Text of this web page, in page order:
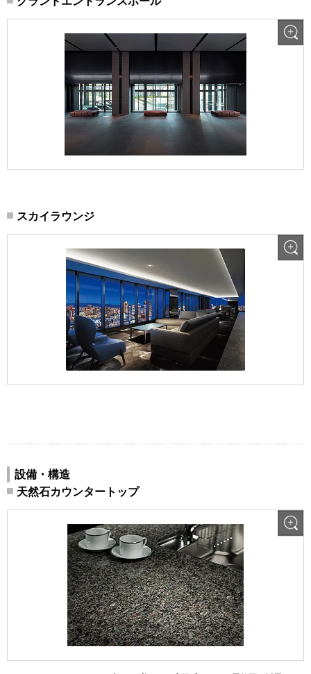
スカイラウンジ
設備・構造
天然石カウンタートップ